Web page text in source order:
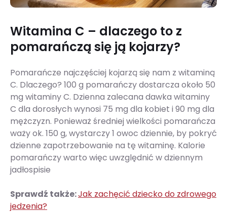
Witamina C – dlaczego to z
pomarańczą się ją kojarzy?
Pomarańcze najczęściej kojarzą się nam z witaminą
C. Dlaczego? 100 g pomarańczy dostarcza około 50
mg witaminy C. Dzienna zalecana dawka witaminy
C dla dorosłych wynosi 75 mg dla kobiet i 90 mg dla
mężczyzn. Ponieważ średniej wielkości pomarańcza
waży ok. 150 g, wystarczy 1 owoc dziennie, by pokryć
dzienne zapotrzebowanie na tę witaminę. Kalorie
pomarańczy warto więc uwzględnić w dziennym
jadłospisie
Sprawdź także:Jak zachęcić dziecko do zdrowego
jedzenia?